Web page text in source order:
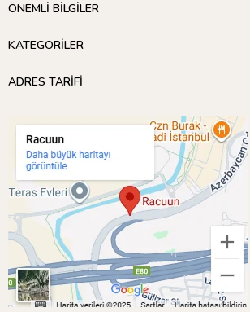
ÖNEMLİ BİLGİLER
KATEGORİLER
ADRES TARİFİ